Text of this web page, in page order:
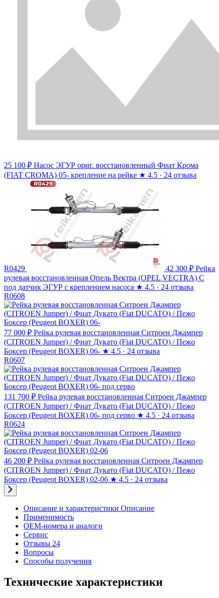
25 100 ₽ Насос ЭГУР ориг. восстановленный Фиат Крома
(FIAT CROMA) 05- крепление на рейке ★ 4.5 · 24 отзыва
R0429 42 300 ₽ Рейка
рулевая восстановленная Опель Вектра (OPEL VECTRA) C
под датчик ЭГУР с креплением насоса ★ 4.5 · 24 отзыва
R0608
77 000 ₽ Рейка рулевая восстановленная Ситроен Джампер
(CITROEN Jumper) / Фиат Дукато (Fiat DUCATO) / Пежо
Боксер (Peugeot BOXER) 06- ★ 4.5 · 24 отзыва
R0607
131 700 ₽ Рейка рулевая восстановленная Ситроен Джампер
(CITROEN Jumper) / Фиат Дукато (Fiat DUCATO) / Пежо
Боксер (Peugeot BOXER) 06- под серво ★ 4.5 · 24 отзыва
R0624
46 200 ₽ Рейка рулевая восстановленная Ситроен Джампер
(CITROEN Jumper) / Фиат Дукато (Fiat DUCATO) / Пежо
Боксер (Peugeot BOXER) 02-06 ★ 4.5 · 24 отзыва
Описание и характеристики Описание
Применимость
OEM-номера и аналоги
Сервис
Отзывы 24
Вопросы
Способы получения
Технические характеристики